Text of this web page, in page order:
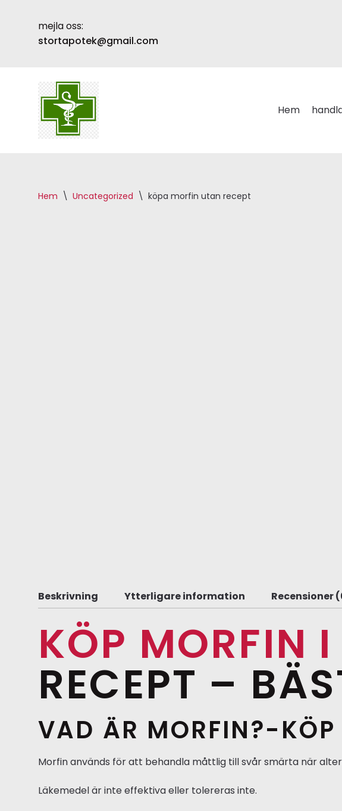
mejla oss:
stortapotek@gmail.com
Hem
Hem \ Uncategorized \ köpa morfin utan recept
Beskrivning Ytterligare information Recensioner
KÖP MORFIN I
RECEPT –
VAD ÄR MORFIN?-KÖP
Morfin används för att behandla måttlig till svår smärta när
Läkemedel är inte effektiva eller tolereras inte.